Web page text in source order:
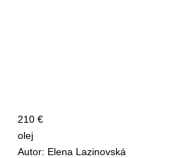
210 €
olej
Autor: Elena Lazinovská